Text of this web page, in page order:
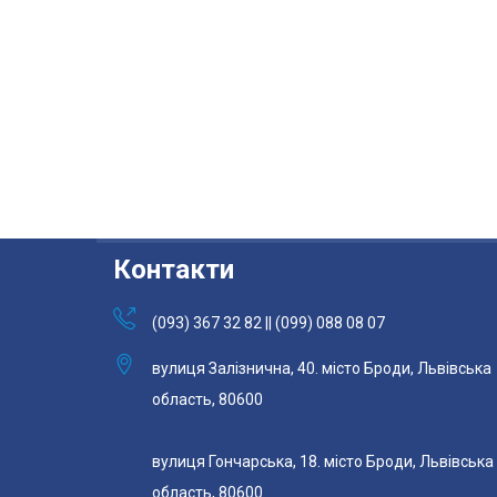
Контакти
(093) 367 32 82 || (099) 088 08 07
вулиця Залізнична, 40. місто Броди, Львівська
область, 80600
вулиця Гончарська, 18. місто Броди, Львівська
область, 80600